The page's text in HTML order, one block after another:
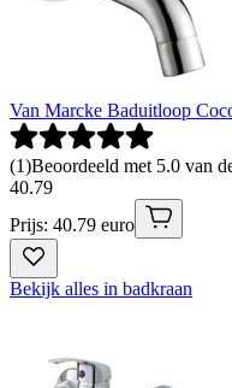
Van Marcke Baduitloop
(1)Beoordeeld met 5.0 van
40.79
Prijs: 40.79 euro
Bekijk alles in badkraan